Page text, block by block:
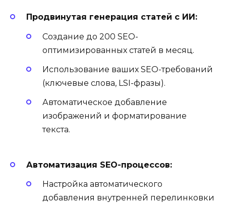
Продвинутая генерация статей с ИИ:
Создание до 200 SEO-
оптимизированных статей в месяц.
Использование ваших SEO-требований
(ключевые слова, LSI-фразы).
Автоматическое добавление
изображений и форматирование
текста.
Автоматизация SEO-процессов:
Настройка автоматического
добавления внутренней перелинковки